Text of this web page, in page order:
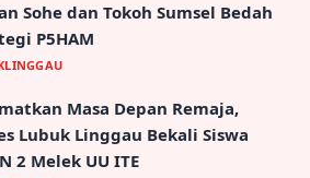
Sohe dan Tokoh Sumsel Bedah
P5HAM
Masa Depan Remaja,
Lubuk Linggau Bekali Siswa
2 Melek UU ITE